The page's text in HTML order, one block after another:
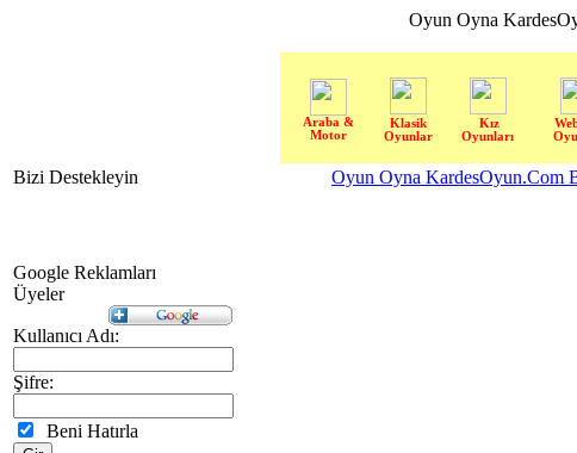
Oyun Oyna
Araba &
Motor
Klasik
Oyunlar
Kız
Oyunları
Bizi Destekleyin
Google Reklamları
Üyeler
Kullanıcı Adı:
Şifre:
Beni Hatırla
Oyun Oyna KardesOyun.Com